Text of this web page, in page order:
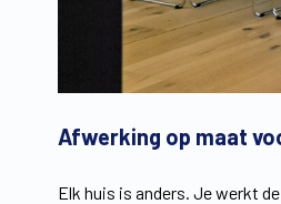
Afwerking op maat
Elk huis is anders. Je werkt